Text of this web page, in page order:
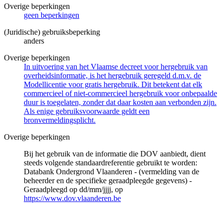
Overige beperkingen
geen beperkingen
(Juridische) gebruiksbeperking
anders
Overige beperkingen
In uitvoering van het Vlaamse decreet voor hergebruik van
overheidsinformatie, is het hergebruik geregeld d.m.v. de
Modellicentie voor gratis hergebruik. Dit betekent dat elk
commercieel of niet-commercieel hergebruik voor onbepaalde
duur is toegelaten, zonder dat daar kosten aan verbonden zijn.
Als enige gebruiksvoorwaarde geldt een
bronvermeldingsplicht.
Overige beperkingen
Bij het gebruik van de informatie die DOV aanbiedt, dient
steeds volgende standaardreferentie gebruikt te worden:
Databank Ondergrond Vlaanderen - (vermelding van de
beheerder en de specifieke geraadpleegde gegevens) -
Geraadpleegd op dd/mm/jjjj, op
https://www.dov.vlaanderen.be